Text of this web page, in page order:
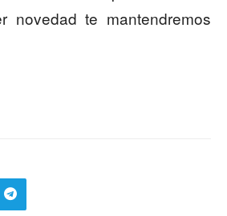
novedad te mantendremos